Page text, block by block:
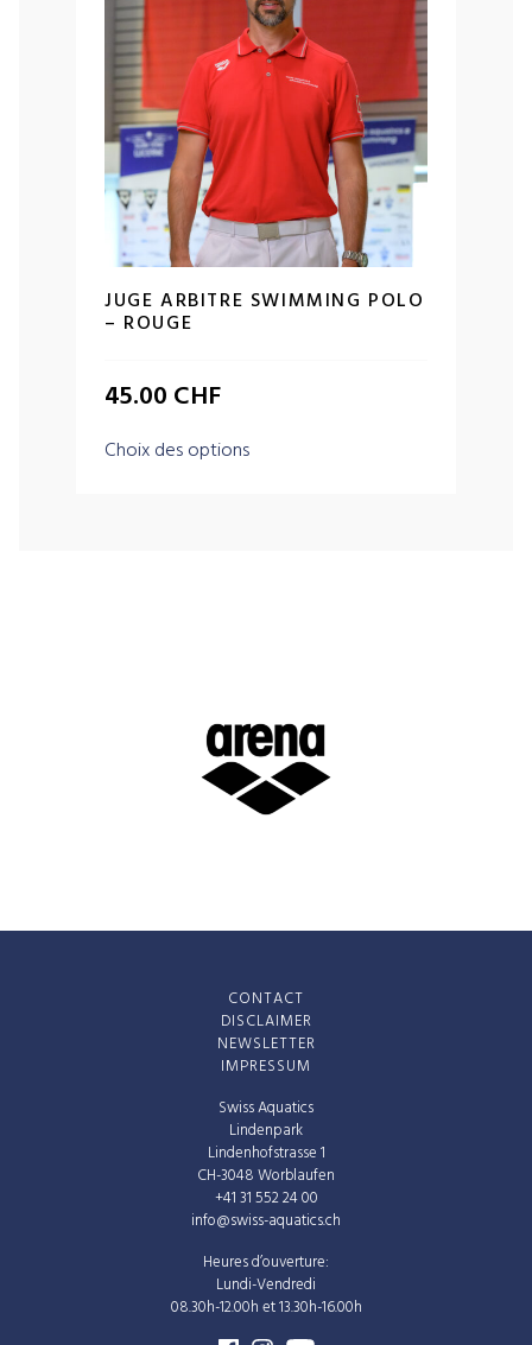
JUGE ARBITRE SWIMMING POLO
– ROUGE
45.00 CHF
Choix des options
Swiss Aquatics
Lindenpark
Lindenhofstrasse 1
CH-3048 Worblaufen
+41 31 552 24 00
info@swiss-aquatics.ch
Heures d’ouverture:
Lundi-Vendredi
08.30h-12.00h et 13.30h-16.00h
CONTACT
DISCLAIMER
NEWSLETTER
IMPRESSUM